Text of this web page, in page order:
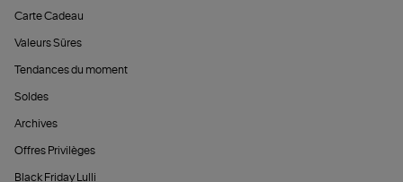
Carte Cadeau
Valeurs Sûres
Tendances du moment
Soldes
Archives
Offres Privilèges
Black Friday Lulli